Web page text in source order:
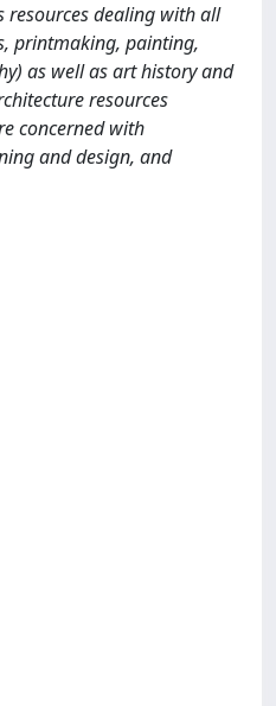
resources dealing with all
printmaking, painting,
as well as art history and
resources
concerned with
and design, and